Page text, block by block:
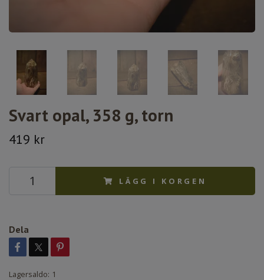
Svart opal, 358 g, torn
419 kr
LÄGG I KORGEN
Dela
Lagersaldo: 1